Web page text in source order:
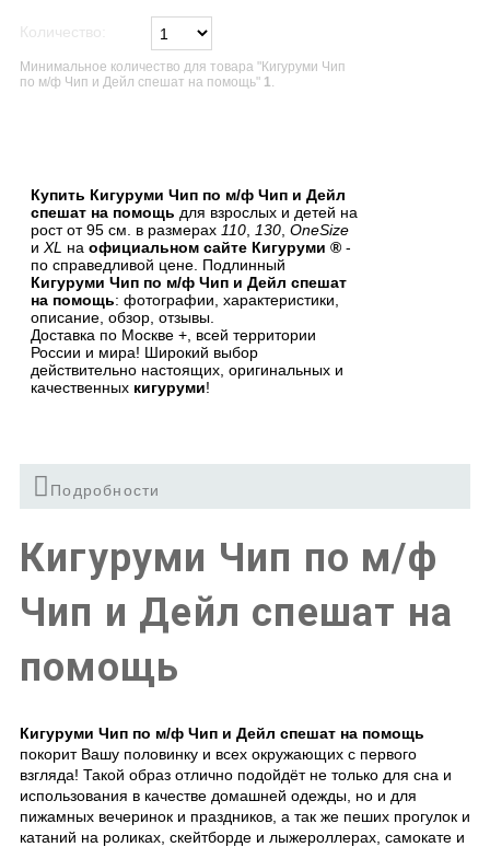
Количество:
Минимальное количество для товара "Кигуруми Чип
по м/ф Чип и Дейл спешат на помощь" 1.
Купить Кигуруми Чип по м/ф Чип и Дейл
спешат на помощь для взрослых и детей на
рост от 95 см. в размерах 110 130 OneSize
и XL на официальном сайте Кигуруми ® -
по справедливой цене. Подлинный
Кигуруми Чип по м/ф Чип и Дейл спешат
на помощь: фотографии, характеристики,
описание, обзор, отзывы.
Доставка по Москве +, всей территории
России и мира! Широкий выбор
действительно настоящих, оригинальных и
качественных кигуруми!
Подробности
Кигуруми Чип по м/ф
Чип и Дейл спешат на
помощь
Кигуруми Чип по м/ф Чип и Дейл спешат на помощь
покорит Вашу половинку и всех окружающих с первого
взгляда! Такой образ отлично подойдёт не только для сна и
использования в качестве домашней одежды, но и для
пижамных вечеринок и праздников, а так же пеших прогулок и
катаний на роликах, скейтборде и лыжероллерах, самокате и